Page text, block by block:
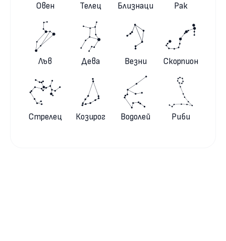
Овен Телец Близнаци Рак
Лъв Дева Везни Скорпион
Стрелец Козирог Водолей Риби